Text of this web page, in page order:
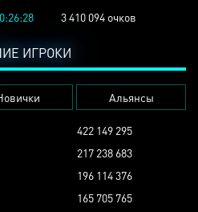
3 410 094 очков
ИГРОКИ
Альянсы
422 149 295
217 238 683
196 114 376
165 705 765